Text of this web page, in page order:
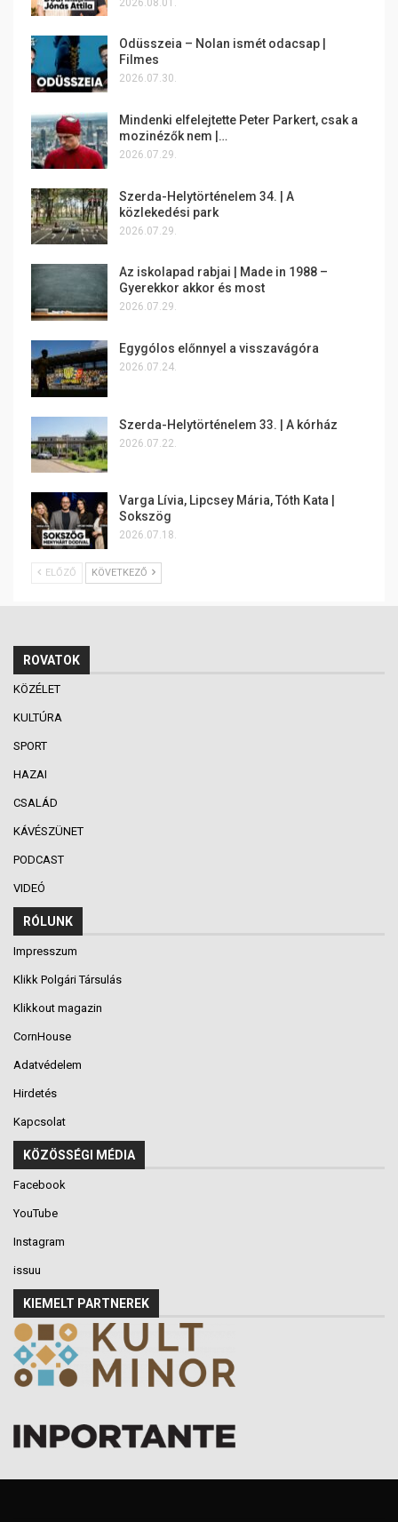
2026.08.01.
Odüsszeia – Nolan ismét odacsap |
Filmes
2026.07.30.
Mindenki elfelejtette Peter Parkert, csak a
mozinézők nem |…
2026.07.29.
Szerda-Helytörténelem 34. | A
közlekedési park
2026.07.29.
Az iskolapad rabjai | Made in 1988 –
Gyerekkor akkor és most
2026.07.29.
Egygólos előnnyel a visszavágóra
2026.07.24.
Szerda-Helytörténelem 33. | A kórház
2026.07.22.
Varga Lívia, Lipcsey Mária, Tóth Kata |
Sokszög
2026.07.18.
ELŐZŐ KÖVETKEZŐ
ROVATOK
KÖZÉLET
KULTÚRA
SPORT
HAZAI
CSALÁD
KÁVÉSZÜNET
PODCAST
VIDEÓ
RÓLUNK
Impresszum
Klikk Polgári Társulás
Klikkout magazin
CornHouse
Adatvédelem
Hirdetés
Kapcsolat
KÖZÖSSÉGI MÉDIA
Facebook
YouTube
Instagram
issuu
KIEMELT PARTNEREK